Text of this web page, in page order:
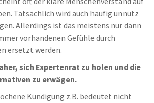
Tatsächlich wird auch häufig unnütz
Allerdings ist das meistens nur dann
vorhandenen Gefühle durch
ersetzt werden.
sich Expertenrat zu holen und die
zu erwägen.
Kündigung z.B. bedeutet nicht